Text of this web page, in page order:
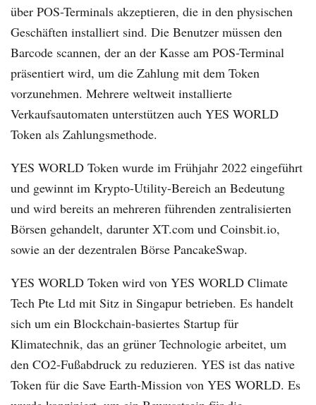
über POS-Terminals akzeptieren, die in den physischen
Geschäften installiert sind. Die Benutzer müssen den
Barcode scannen, der an der Kasse am POS-Terminal
präsentiert wird, um die Zahlung mit dem Token
vorzunehmen. Mehrere weltweit installierte
Verkaufsautomaten unterstützen auch YES WORLD
Token als Zahlungsmethode.
YES WORLD Token wurde im Frühjahr 2022 eingeführt
und gewinnt im Krypto-Utility-Bereich an Bedeutung
und wird bereits an mehreren führenden zentralisierten
Börsen gehandelt, darunter XT.com und Coinsbit.io,
sowie an der dezentralen Börse PancakeSwap.
YES WORLD Token wird von YES WORLD Climate
Tech Pte Ltd mit Sitz in Singapur betrieben. Es handelt
sich um ein Blockchain-basiertes Startup für
Klimatechnik, das an grüner Technologie arbeitet, um
den CO2-Fußabdruck zu reduzieren. YES ist das native
Token für die Save Earth-Mission von YES WORLD. Es